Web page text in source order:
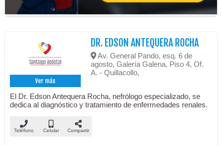
Ver más
DR. EDSON ANTEQUERA ROCHA
Av. General Pando, esq. 6 de
agosto, Galería Galena, Piso 4, Of.
A. - Quillacollo,
El Dr. Edson Antequera Rocha, nefrólogo especializado, se
dedica al diagnóstico y tratamiento de enfermedades renales.
Teléfono Celular Compartir